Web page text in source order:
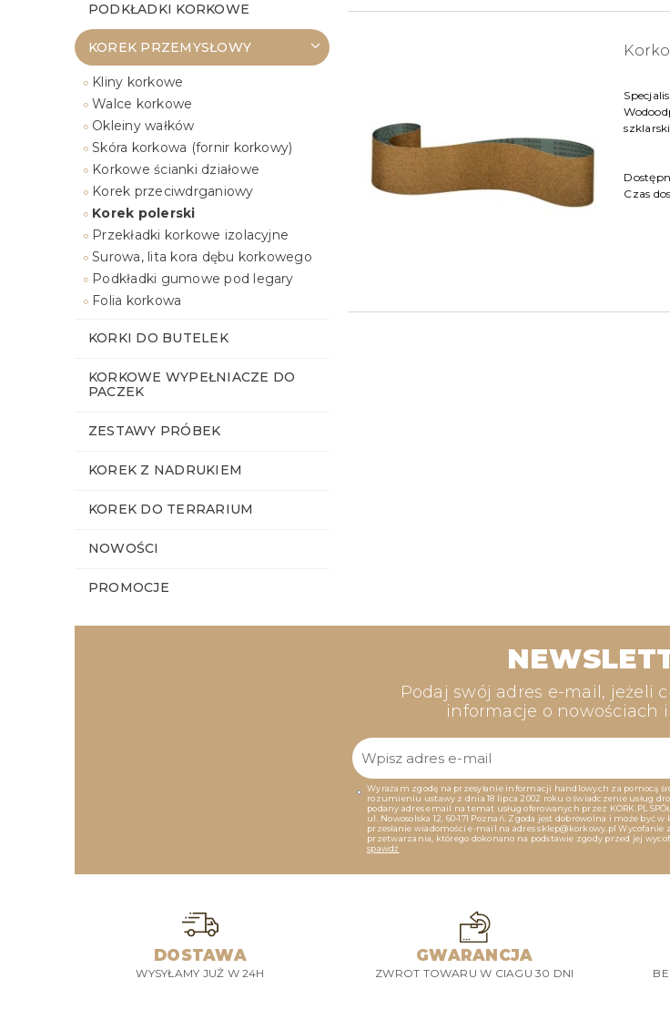
PODKŁADKI KORKOWE
KOREK PRZEMYSŁOWY
Kliny korkowe
Walce korkowe
Okleiny wałków
Skóra korkowa (fornir korkowy)
Korkowe ścianki działowe
Korek przeciwdrganiowy
Korek polerski
Przekładki korkowe izolacyjne
Surowa, lita kora dębu korkowego
Podkładki gumowe pod legary
Folia korkowa
KORKI DO BUTELEK
KORKOWE WYPEŁNIACZE DO
PACZEK
ZESTAWY PRÓBEK
KOREK Z NADRUKIEM
KOREK DO TERRARIUM
NOWOŚCI
PROMOCJE
Czas
Podaj swój adres e-mail, jeżeli
informacje o nowościach
Wyrażam zgodę na przesyłanie informacji handlowych za pomocą
rozumieniu ustawy z dnia 18 lipca 2002 roku o świadczenie usług
podany adres email na temat usług oferowanych przez KORK.PL
ul. Nowosolska 12, 60-171 Poznań. Zgoda jest dobrowolna i może być
przesłanie wiadomości e-mail na adres sklep@korkowy.pl Wycofanie
przetwarzania, którego dokonano na podstawie zgody przed jej
spawdź
DOSTAWA
WYSYŁAMY JUŻ W 24H
GWARANCJA
ZWROT TOWARU W CIAGU 30 DNI